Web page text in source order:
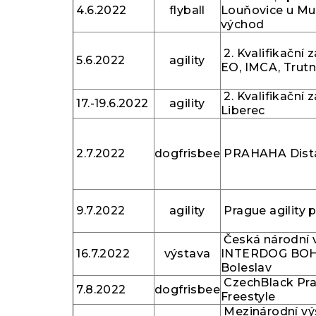
4.6.2022 flyball
Louňovice u
východ
5.6.2022 agility
2. Kvalifikační
EO, IMCA,
17.-19.6.2022 agility
2. Kvalifikační
Liberec
2.7.2022 dogfrisbee PRAHAHA
9.7.2022 agility Prague agility
16.7.2022 výstava
Česká národní
INTERDOG
Boleslav
7.8.2022
dogfrisbee
CzechBlack
Freestyle
Mezinárodní